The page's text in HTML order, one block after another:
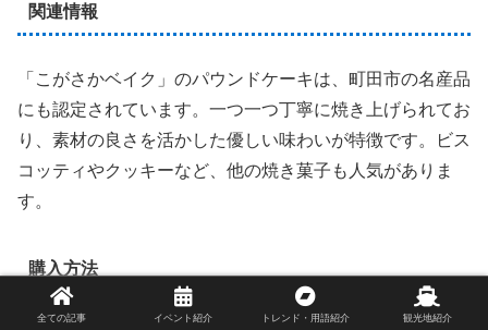
関連情報
「こがさかベイク」のパウンドケーキは、町田市の名産品
にも認定されています。一つ一つ丁寧に焼き上げられてお
り、素材の良さを活かした優しい味わいが特徴です。ビス
コッティやクッキーなど、他の焼き菓子も人気がありま
す。
購入方法
全ての記事 イベント紹介 トレンド・用語紹介 観光地紹介